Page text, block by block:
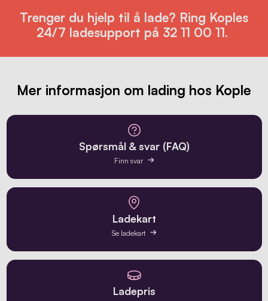
Trenger du hjelp til å lade? Ring Koples
24/7 ladesupport på 32 11 00 11.
Mer informasjon om lading hos Kople
Spørsmål & svar (FAQ)
Finn svar
Ladekart
Se ladekart
Ladepris